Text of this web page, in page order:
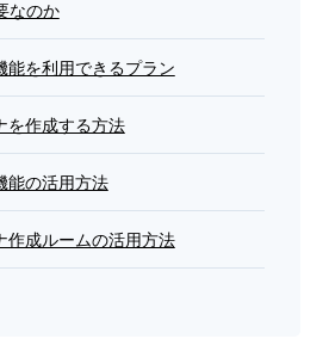
なのか
能を利用できるプラン
を作成する方法
能の活用方法
作成ルームの活用方法